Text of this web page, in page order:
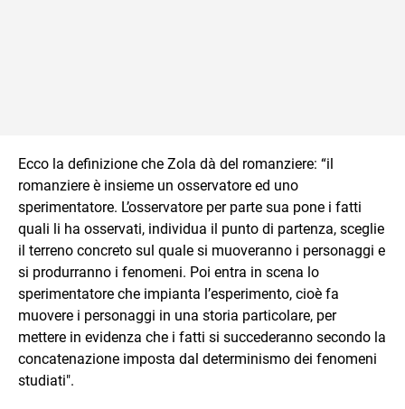
Ecco la definizione che Zola dà del romanziere: “il
romanziere è insieme un osservatore ed uno
sperimentatore. L’osservatore per parte sua pone i fatti
quali li ha osservati, individua il punto di partenza, sceglie
il terreno concreto sul quale si muoveranno i personaggi e
si produrranno i fenomeni. Poi entra in scena lo
sperimentatore che impianta l’esperimento, cioè fa
muovere i personaggi in una storia particolare, per
mettere in evidenza che i fatti si succederanno secondo la
concatenazione imposta dal determinismo dei fenomeni
studiati".